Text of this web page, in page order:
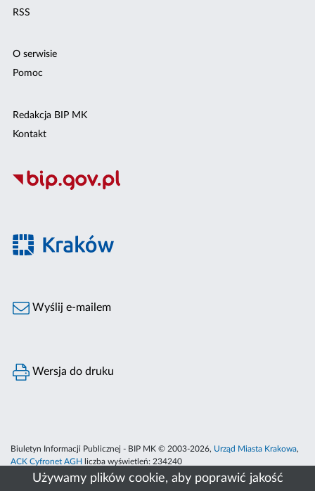
Używamy plików cookie, aby poprawić jakość
RSS
O serwisie
Pomoc
Redakcja BIP MK
Kontakt
Wyślij e-mailem
Wersja do druku
Biuletyn Informacji Publicznej - BIP MK © 2003-2026, Urząd Miasta Krakowa,
ACK Cyfronet AGH
liczba wyświetleń: 234240